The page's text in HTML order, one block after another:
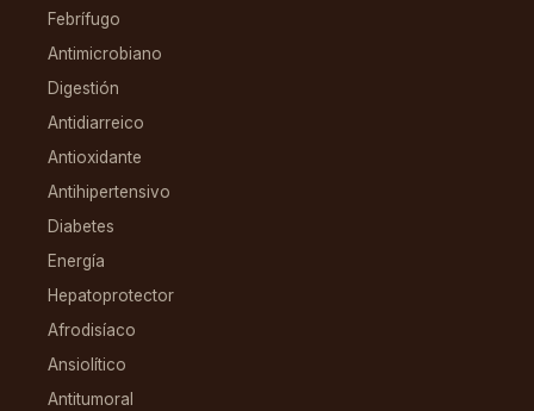
Febrífugo
Antimicrobiano
Digestión
Antidiarreico
Antioxidante
Antihipertensivo
Diabetes
Energía
Hepatoprotector
Afrodisíaco
Ansiolítico
Antitumoral